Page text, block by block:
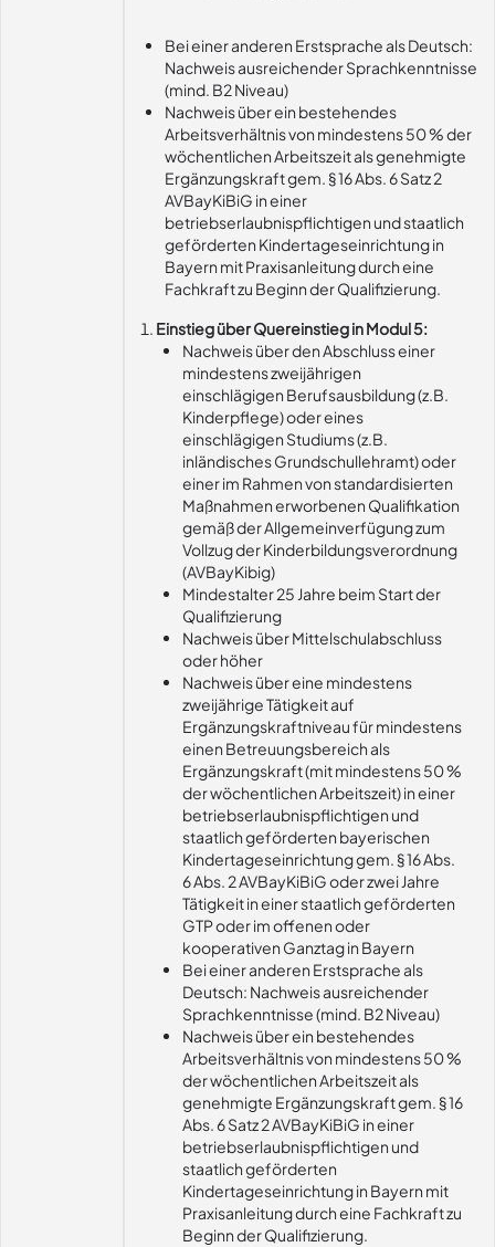
Bei einer anderen Erstsprache als Deutsch:
Nachweis ausreichender Sprachkenntnisse
(mind. B2 Niveau)
Nachweis über ein bestehendes
Arbeitsverhältnis von mindestens 50 % der
wöchentlichen Arbeitszeit als genehmigte
Ergänzungskraft gem. § 16 Abs. 6 Satz 2
AVBayKiBiG in einer
betriebserlaubnispflichtigen und staatlich
geförderten Kindertageseinrichtung in
Bayern mit Praxisanleitung durch eine
Fachkraft zu Beginn der Qualifizierung.
Einstieg über Quereinstieg in Modul 5:
Nachweis über den Abschluss einer
mindestens zweijährigen
einschlägigen Berufsausbildung (z.B.
Kinderpflege) oder eines
einschlägigen Studiums (z.B.
inländisches Grundschullehramt) oder
einer im Rahmen von standardisierten
Maßnahmen erworbenen Qualifikation
gemäß der Allgemeinverfügung zum
Vollzug der Kinderbildungsverordnung
(AVBayKibig)
Mindestalter 25 Jahre beim Start der
Qualifizierung
Nachweis über Mittelschulabschluss
oder höher
Nachweis über eine mindestens
zweijährige Tätigkeit auf
Ergänzungskraftniveau für mindestens
einen Betreuungsbereich als
Ergänzungskraft (mit mindestens 50 %
der wöchentlichen Arbeitszeit) in einer
betriebserlaubnispflichtigen und
staatlich geförderten bayerischen
Kindertageseinrichtung gem. § 16 Abs.
6 Abs. 2 AVBayKiBiG oder zwei Jahre
Tätigkeit in einer staatlich geförderten
GTP oder im offenen oder
kooperativen Ganztag in Bayern
Bei einer anderen Erstsprache als
Deutsch: Nachweis ausreichender
Sprachkenntnisse (mind. B2 Niveau)
Nachweis über ein bestehendes
Arbeitsverhältnis von mindestens 50 %
der wöchentlichen Arbeitszeit als
genehmigte Ergänzungskraft gem. § 16
Abs. 6 Satz 2 AVBayKiBiG in einer
betriebserlaubnispflichtigen und
staatlich geförderten
Kindertageseinrichtung in Bayern mit
Praxisanleitung durch eine Fachkraft zu
Beginn der Qualifizierung.